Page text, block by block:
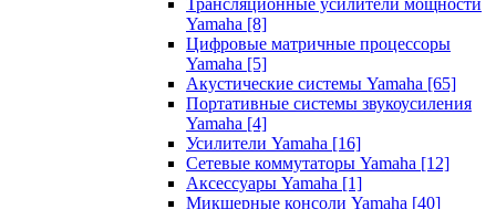
Трансляционные усилители мощности
Yamaha [8]
Цифровые матричные процессоры
Yamaha [5]
Акустические системы Yamaha [65]
Портативные системы звукоусиления
Yamaha [4]
Усилители Yamaha [16]
Сетевые коммутаторы Yamaha [12]
Аксессуары Yamaha [1]
Микшерные консоли Yamaha [40]